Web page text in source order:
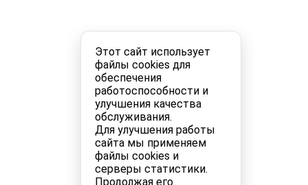
Этот сайт использует
файлы cookies для
обеспечения
работоспособности и
улучшения качества
обслуживания.
Для улучшения работы
сайта мы применяем
файлы cookies и
серверы статистики.
Продолжая его